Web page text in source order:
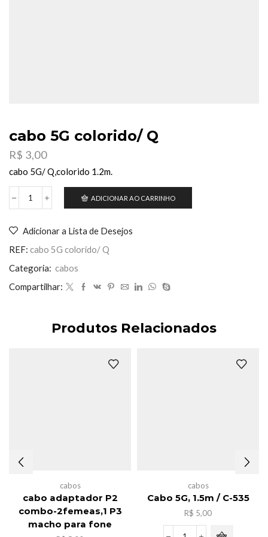
cabo 5G colorido/ Q
R$ 3,00
cabo 5G/ Q,colorido 1.2m.
cabo
Q
quantidade
ADICIONAR AO CARRINHO
Adicionar a Lista de Desejos
REF: cabo 5G colorido/ Q
Categoria: cabos
Compartilhar:
Produtos Relacionados
cabos
cabo adaptador P2
combo-2femeas,1 P3
macho para fone
cabos
Cabo 5G, 1.5m / C-535
R$ 5,00